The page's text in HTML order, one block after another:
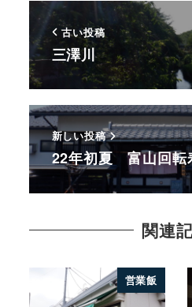
古い投稿
三澤川
新しい投稿
22年初夏 富山回転
関連
営業飯